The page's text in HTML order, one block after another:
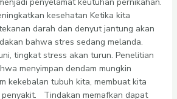
penyelamat keutuhan pernikahan.
kesehatan Ketika kita
darah dan denyut jantung akan
bahwa stres sedang melanda.
tingkat stress akan turun. Penelitian
menyimpan dendam mungkin
kekebalan tubuh kita, membuat kita
Tindakan memafkan dapat